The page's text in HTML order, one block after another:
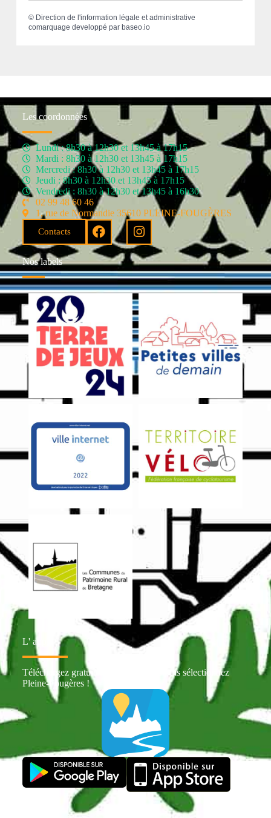
© Direction de l'information légale et administrative
comarquage developpé par baseo.io
Les coordonnées
Lundi : 8h30 à 12h30 et 13h45 à 17h15
Mardi : 8h30 à 12h30 et 13h45 à 17h15
Mercredi : 8h30 à 12h30 et 13h45 à 17h15
Jeudi : 8h30 à 12h30 et 13h45 à 17h15
Vendredi : 8h30 à 12h30 et 13h45 à 16h30
02 99 48 60 46
1, rue de Normandie 35610 PLEINE-FOUGÈRES
Contacts
Nos labels
L' appli
Téléchargez gratuitement Intramuros puis sélectionnez
Pleine-Fougères !